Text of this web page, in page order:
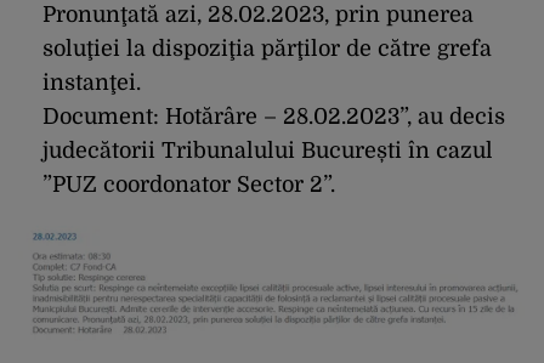
Pronunţată azi, 28.02.2023, prin punerea
soluţiei la dispoziţia părţilor de către grefa
instanţei.
Document: Hotărâre – 28.02.2023”, au decis
judecătorii Tribunalului București în cazul
”PUZ coordonator Sector 2”.